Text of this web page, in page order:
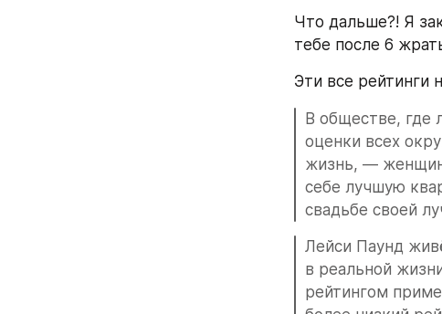
Что дальше?! Я
тебе после 6
Эти все рейтинги
В обществе, где
оценки всех
жизнь, —
себе лучшую
свадьбе своей
Лейси Паунд
в реальной
рейтингом